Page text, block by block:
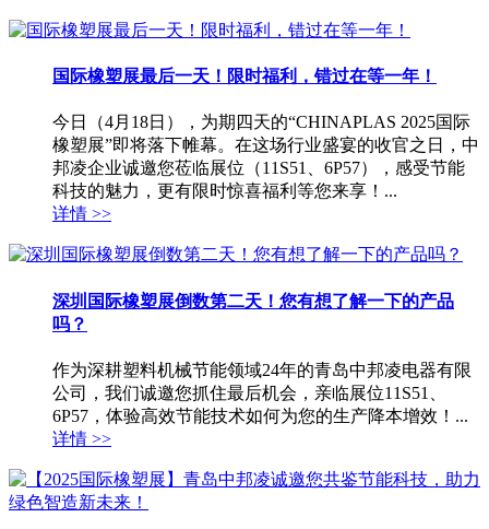
国际橡塑展最后一天！限时福利，错过在等一年！
今日（4月18日），为期四天的“CHINAPLAS 2025国际
橡塑展”即将落下帷幕。在这场行业盛宴的收官之日，中
邦凌企业诚邀您莅临展位（11S51、6P57），感受节能
科技的魅力，更有限时惊喜福利等您来享！...
详情 >>
深圳国际橡塑展倒数第二天！您有想了解一下的产品
吗？
作为深耕塑料机械节能领域24年的青岛中邦凌电器有限
公司，我们诚邀您抓住最后机会，亲临展位11S51、
6P57，体验高效节能技术如何为您的生产降本增效！...
详情 >>